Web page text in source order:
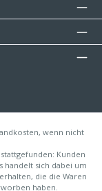
wenn nicht
Kunden
handelt sich dabei um
die die Waren
haben.